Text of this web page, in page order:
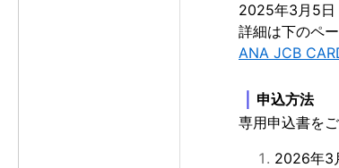
2025年3月5日
詳細は下のペ
ANA JCB
｜ 申込方法
専用申込書を
2026年3